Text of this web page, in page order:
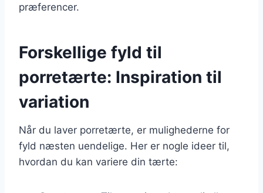
præferencer.
Forskellige fyld til
porretærte: Inspiration til
variation
Når du laver porretærte, er mulighederne for
fyld næsten uendelige. Her er nogle ideer til,
hvordan du kan variere din tærte: